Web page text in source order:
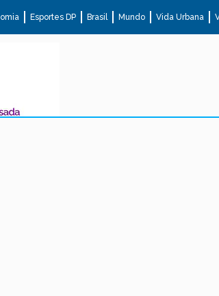
Esportes DP Brasil Mundo Vida Urbana